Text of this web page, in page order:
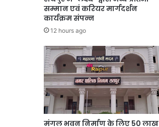
सम्मान एवं करियर मार्गदर्शन
कार्यक्रम संपन्न
12 hours ago
मंगल भवन निर्माण के लिए 50 लाख